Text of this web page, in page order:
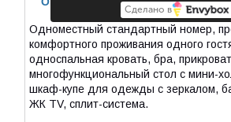
Одноместный стандартный номер,
комфортного проживания одного
односпальная кровать, бра,
многофункциональный стол с мини-
шкаф-купе для одежды с зеркалом,
ЖК TV, сплит-система.
Сделано в